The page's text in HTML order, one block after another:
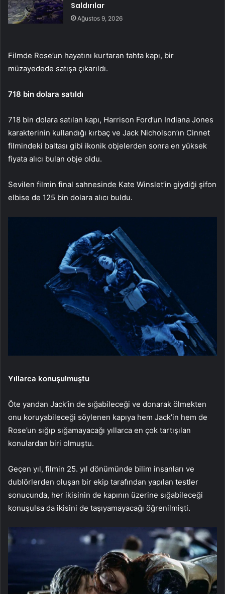
Saldırılar
Ağustos 9, 2026
Filmde Rose’un hayatını kurtaran tahta kapı, bir
müzayedede satışa çıkarıldı.
718 bin dolara satıldı
718 bin dolara satılan kapı, Harrison Ford’un Indiana Jones
karakterinin kullandığı kırbaç ve Jack Nicholson’ın Cinnet
filmindeki baltası gibi ikonik objelerden sonra en yüksek
fiyata alıcı bulan obje oldu.
Sevilen filmin final sahnesinde Kate Winslet’in giydiği şifon
elbise de 125 bin dolara alıcı buldu.
Yıllarca konuşulmuştu
Öte yandan Jack’in de sığabileceği ve donarak ölmekten
onu koruyabileceği söylenen kapıya hem Jack’in hem de
Rose’un sığıp sığamayacağı yıllarca en çok tartışılan
konulardan biri olmuştu.
Geçen yıl, filmin 25. yıl dönümünde bilim insanları ve
dublörlerden oluşan bir ekip tarafından yapılan testler
sonucunda, her ikisinin de kapının üzerine sığabileceği
konuşulsa da ikisini de taşıyamayacağı öğrenilmişti.